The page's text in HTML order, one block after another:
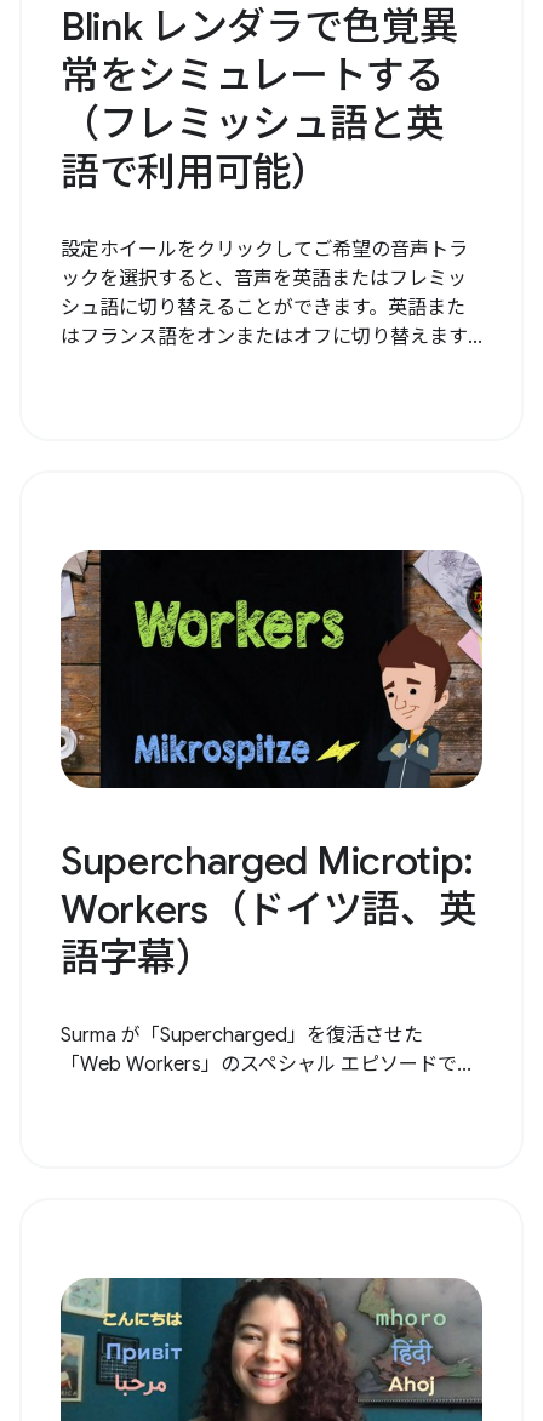
Blink レンダラで色覚異
常をシミュレートする
（フレミッシュ語と英
語で利用可能）
設定ホイールをクリックしてご希望の音声トラ
ックを選択すると、音声を英語またはフレミッ
シュ語に切り替えることができます。英語また
はフランス語をオンまたはオフに切り替えます...
Supercharged Microtip:
Workers（ドイツ語、英
語字幕）
Surma が「Supercharged」を復活させた
「Web Workers」のスペシャル エピソードで...